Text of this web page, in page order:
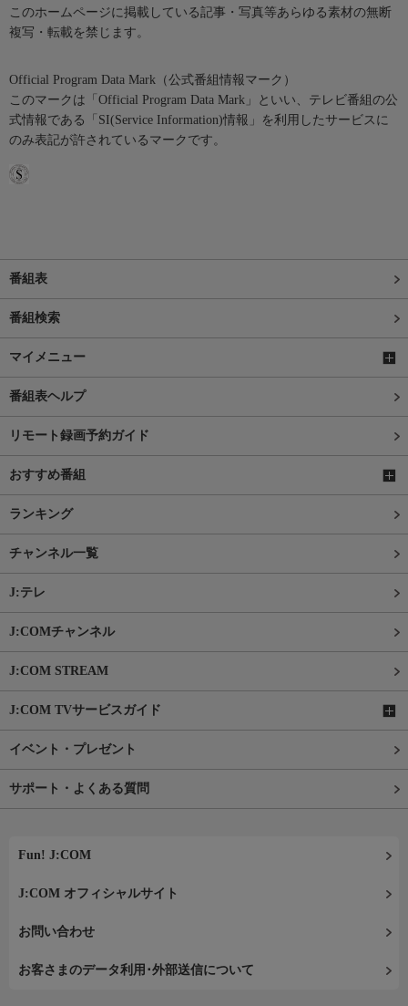
このホームページに掲載している記事・写真等あらゆる素材の無断
複写・転載を禁じます。
Official Program Data Mark（公式番組情報マーク）
このマークは「Official Program Data Mark」といい、テレビ番組の公
式情報である「SI(Service Information)情報」を利用したサービスに
のみ表記が許されているマークです。
番組表
番組検索
マイメニュー
番組表ヘルプ
リモート録画予約ガイド
おすすめ番組
ランキング
チャンネル一覧
J:テレ
J:COMチャンネル
J:COM STREAM
J:COM TVサービスガイド
イベント・プレゼント
サポート・よくある質問
Fun! J:COM
J:COM オフィシャルサイト
お問い合わせ
お客さまのデータ利用･外部送信について